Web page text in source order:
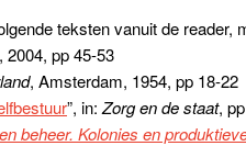
teksten vanuit de reader,
2004, pp 45-53
, Amsterdam, 1954, pp 18-22
”, in: Zorg en de staat,
beheer. Kolonies en